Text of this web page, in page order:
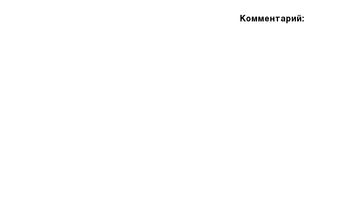
Комментарий: